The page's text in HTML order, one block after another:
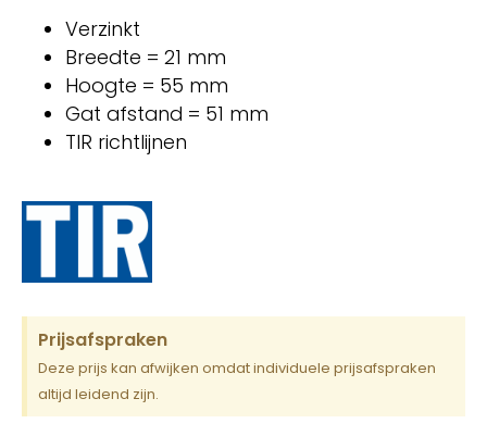
Verzinkt
Breedte = 21 mm
Hoogte = 55 mm
Gat afstand = 51 mm
TIR richtlijnen
Prijsafspraken
Deze prijs kan afwijken omdat individuele prijsafspraken
altijd leidend zijn.